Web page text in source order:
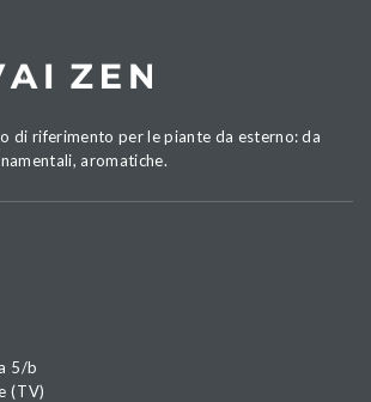
di riferimento per le piante da esterno: da
aromatiche.
5/b
(TV)